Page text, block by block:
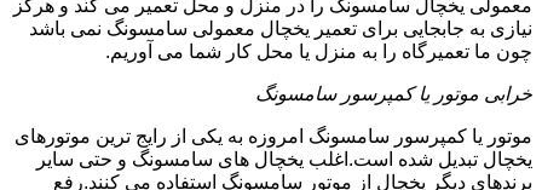
معمولی یخچال سامسونگ را در منزل و محل تعمیر می کند و هرگز
نیازی به جابجایی برای تعمیر یخچال معمولی سامسونگ نمی باشد
چون ما تعمیرگاه را به منزل یا محل کار شما می آوریم.
خرابی موتور یا کمپرسور سامسونگ
موتور یا کمپرسور سامسونگ امروزه به یکی از رایج ترین موتورهای
یخچال تبدیل شده است.اغلب یخچال های سامسونگ و حتی سایر
برندهای دیگر یخچال از موتور سامسونگ استفاده می کنند.رفع